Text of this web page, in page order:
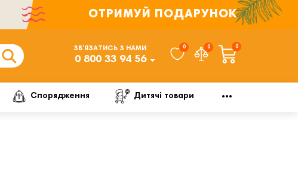
ОТРИМУЙ ПОДАРУНОК
ЗВ’ЯЗАТИСЬ З НАМИ
0 800 33 94 56
0 0 0
Спорядження Дитячі товари